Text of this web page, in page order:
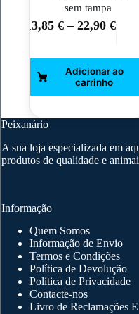
sem tampa
13,85 € – 22,90 €
This
variants.
The
on
the
Peixanário
A sua loja especializada em
produtos de qualidade e
Informação
Quem Somos
Informação de Envio
Termos e Condições
Política de Devolução
Política de Privacidade
Contacte-nos
Livro de Reclamações